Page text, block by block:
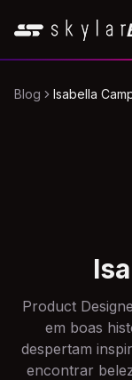
Blog Isabella
Product
em boas
despertam
encontrar